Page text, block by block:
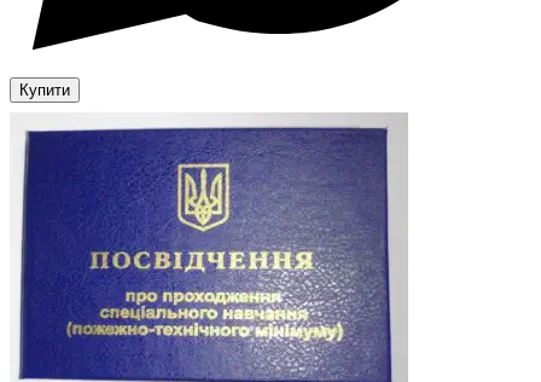
Купити